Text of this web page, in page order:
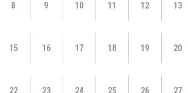
8 9 10 11 12 13
15 16 17 18 19 20
22 23 24 25 26 27